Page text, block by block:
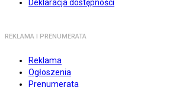
Deklaracja dostępności
REKLAMA I PRENUMERATA
Reklama
Ogłoszenia
Prenumerata